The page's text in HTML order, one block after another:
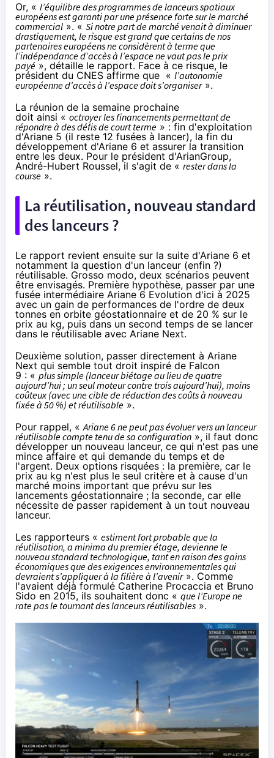
Or, « l’équilibre des programmes de lanceurs spatiaux
européens est garanti par une présence forte sur le marché
commercial ». « Si notre part de marché venait à diminuer
drastiquement, le risque est grand que certains de nos
partenaires européens ne considèrent à terme que
l’indépendance d’accès à l’espace ne vaut pas le prix
payé », détaille le rapport. Face à ce risque, le
président du CNES affirme que « l’autonomie
européenne d’accès à l’espace doit s’organiser».
La réunion de la semaine prochaine
doit ainsi « octroyer les financements permettant de
répondre à des défis de court terme » : fin d'exploitation
d'Ariane 5 (il reste 12 fusées à lancer), la fin du
développement d'Ariane 6 et assurer la transition
entre les deux. Pour le président d'ArianGroup,
André-Hubert Roussel, il s'agit de « rester dans la
course ».
La réutilisation, nouveau standard
des lanceurs ?
Le rapport revient ensuite sur la suite d'Ariane 6 et
notamment la question d'un lanceur (enfin ?)
réutilisable. Grosso modo, deux scénarios peuvent
être envisagés. Première hypothèse, passer par une
fusée intermédiaire Ariane 6 Evolution d'ici à 2025
avec un gain de performances de l'ordre de deux
tonnes en orbite géostationnaire et de 20 % sur le
prix au kg, puis dans un second temps de se lancer
dans le réutilisable avec Ariane Next.
Deuxième solution, passer directement à Ariane
Next qui semble tout droit inspiré de Falcon
9 : « plus simple (lanceur biétage au lieu de quatre
aujourd’hui ; un seul moteur contre trois aujourd’hui), moins
coûteux (avec une cible de réduction des coûts à nouveau
fixée à 50 %) et réutilisable ».
Pour rappel, «Ariane 6 ne peut pas évoluer vers un lanceur
réutilisable compte tenu de sa configuration », il faut donc
développer un nouveau lanceur, ce qui n'est pas une
mince affaire et qui demande du temps et de
l'argent. Deux options risquées : la première, car le
prix au kg n'est plus le seul critère et à cause d'un
marché moins important que prévu sur les
lancements géostationnaire ; la seconde, car elle
nécessite de passer rapidement à un tout nouveau
lanceur.
Les rapporteurs « estiment fort probable que la
réutilisation, a minima du premier étage, devienne le
nouveau standard technologique, tant en raison des gains
économiques que des exigences environnementales qui
devraient s’appliquer à la filière à l’avenir». Comme
l'avaient déjà formulé Catherine Procaccia et Bruno
Sido en 2015, ils souhaitent donc « que l’Europe ne
rate pas le tournant des lanceurs réutilisables ».